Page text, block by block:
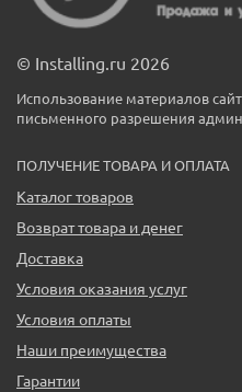
© Installing.ru 2026
Использование материалов
письменного разрешения
ПОЛУЧЕНИЕ ТОВАРА И ОПЛАТА
Каталог товаров
Возврат товара и денег
Доставка
Условия оказания услуг
Условия оплаты
Наши преимущества
Гарантии